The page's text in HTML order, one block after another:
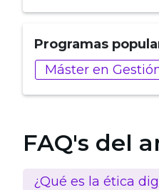
Programas
Máster en
FAQ's del
¿Qué es la ética